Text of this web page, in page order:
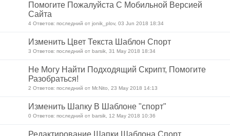
Помогите Пожалуйста С Мобильной Версией
Сайта
4 Ответов: последний от jonik_plov, 03 Jun 2018 18:34
Изменить Цвет Текста Шаблон Спорт
3 Ответов: последний от barsik, 31 May 2018 18:34
Не Могу Найти Подходящий Скрипт, Помогите
Разобраться!
2 Ответов: последний от Mr.Nito, 23 May 2018 14:13
Изменить Шапку В Шаблоне "спорт"
0 Ответов: последний от barsik, 12 May 2018 10:36
Редактирование Шапки Шаблона Спорт